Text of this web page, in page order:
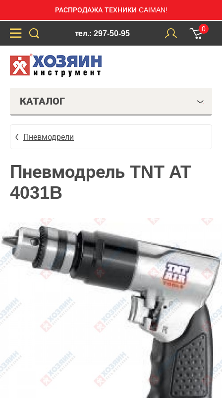
РАСПРОДАЖА ТЕХНИКИ CAIMAN!
тел.: 297-50-95
0
КАТАЛОГ
Пневмодрели
Пневмодрель TNT AT
4031B